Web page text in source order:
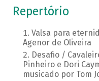
Repertório
Valsa para
Agenor de Oliveira
Desafio /
Pinheiro e Dori
musicado por Tom